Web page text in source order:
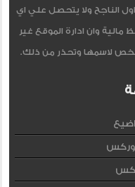
الناجح ولا يتحصل علي اي
مالية وان ادارة الموقع غير
لاسمها وتحذر من ذلك.